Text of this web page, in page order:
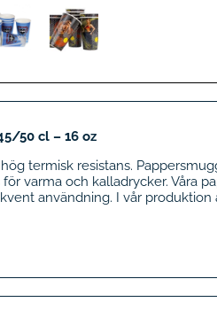
45/50 cl – 16 oz
termisk resistans.
varma och kalladrycker. Våra
användning. I vår